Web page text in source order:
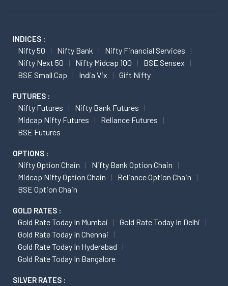
INDICES :
Nifty 50 Nifty Bank
Nifty Financial Services
Nifty Next 50
Nifty Midcap 100
BSE Sensex
BSE Small Cap
India Vix Gift Nifty
FUTURES :
Nifty Futures
Nifty Bank Futures
Midcap Nifty Futures
Reliance Futures
BSE Futures
OPTIONS :
Nifty Option Chain
Nifty Bank Option Chain
Midcap Nifty Option Chain
Reliance Option Chain
BSE Option Chain
GOLD RATES :
Gold Rate Today In Mumbai
Gold Rate Today In Delhi
Gold Rate Today In Chennai
Gold Rate Today In Hyderabad
Gold Rate Today In Bangalore
SILVER RATES :